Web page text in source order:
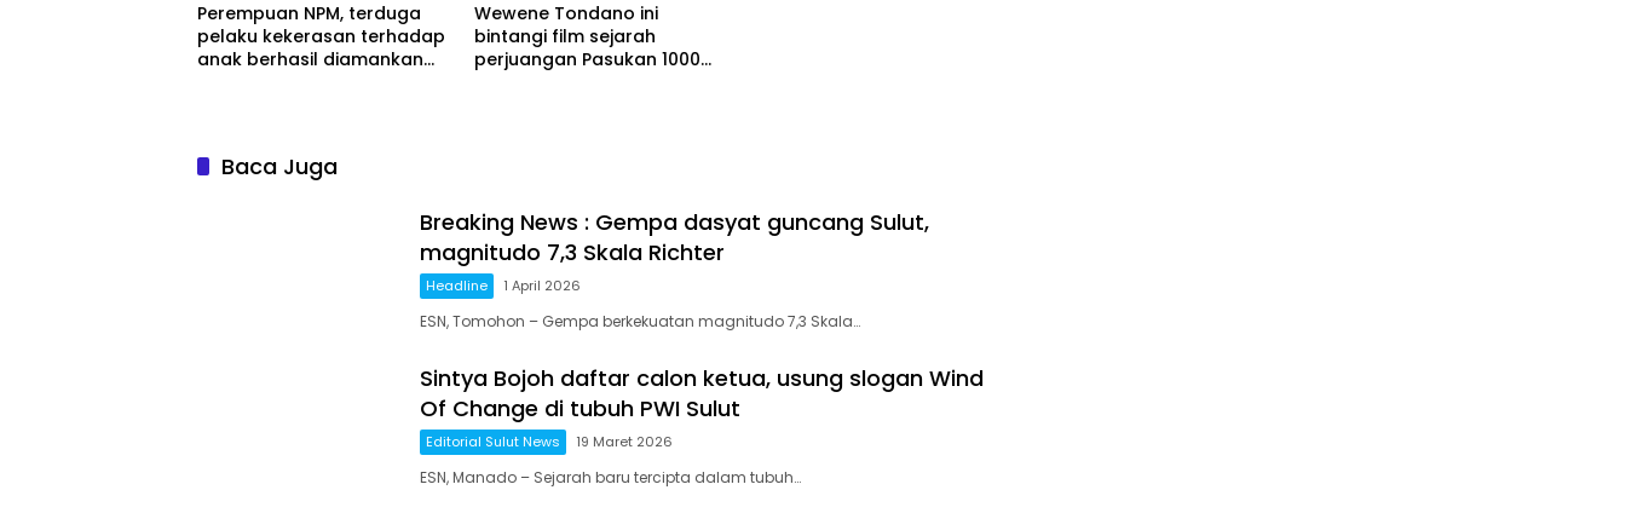
Perempuan NPM, terduga
pelaku kekerasan terhadap
anak berhasil diamankan
Wewene Tondano ini
bintangi film sejarah
perjuangan Pasukan 1000
Baca Juga
Breaking News : Gempa dasyat guncang Sulut,
magnitudo 7,3 Skala Richter
Headline 1 April 2026
ESN, Tomohon – Gempa berkekuatan magnitudo 7,3 Skala…
Sintya Bojoh daftar calon ketua, usung slogan Wind
Of Change di tubuh PWI Sulut
Editorial Sulut News 19 Maret 2026
ESN, Manado – Sejarah baru tercipta dalam tubuh…